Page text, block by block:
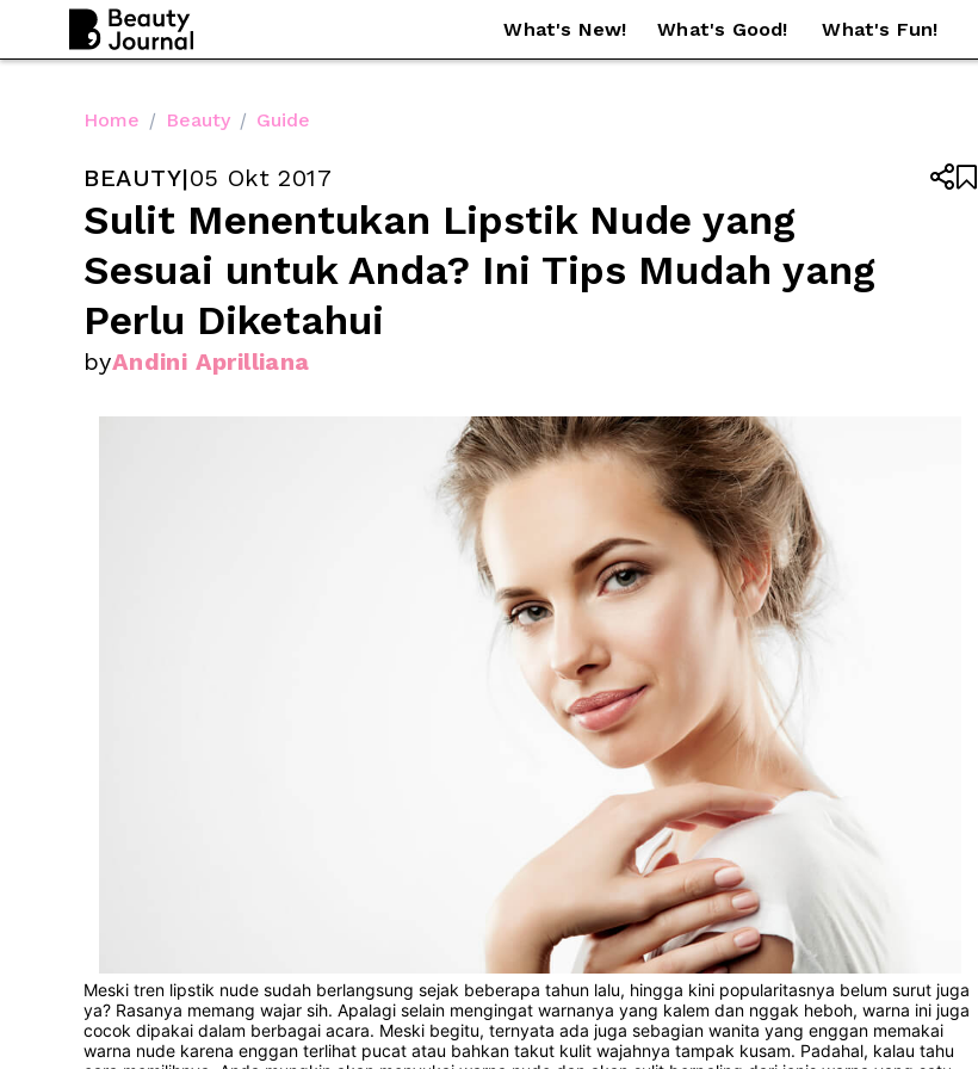
What's New! What's Good! What's Fun!
Home / Beauty / Guide
BEAUTY|05 Okt 2017
Sulit Menentukan Lipstik Nude yang
Sesuai untuk Anda? Ini Tips Mudah yang
Perlu Diketahui
byAndini Aprilliana


Meski tren lipstik nude sudah berlangsung sejak beberapa tahun lalu, hingga kini popularitasnya belum surut juga
ya? Rasanya memang wajar sih. Apalagi selain mengingat warnanya yang kalem dan nggak heboh, warna ini juga
cocok dipakai dalam berbagai acara. Meski begitu, ternyata ada juga sebagian wanita yang enggan memakai
warna nude karena enggan terlihat pucat atau bahkan takut kulit wajahnya tampak kusam. Padahal, kalau tahu